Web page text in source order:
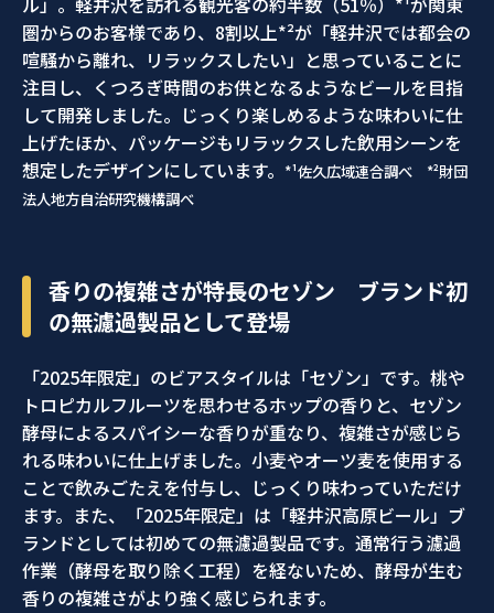
圏からのお客様であり、8割以上*²が「軽井沢では都会の
喧騒から離れ、リラックスしたい」と思っていることに
注目し、くつろぎ時間のお供となるようなビールを目指
して開発しました。じっくり楽しめるような味わいに仕
上げたほか、パッケージもリラックスした飲用シーンを
想定したデザインにしています。 *¹佐久広域連合調べ *²財団
法人地方自治研究機構調べ
香りの複雑さが特長のセゾン ブランド初
の無濾過製品として登場
「2025年限定」のビアスタイルは「セゾン」です。桃や
トロピカルフルーツを思わせるホップの香りと、セゾン
酵母によるスパイシーな香りが重なり、複雑さが感じら
れる味わいに仕上げました。小麦やオーツ麦を使用する
ことで飲みごたえを付与し、じっくり味わっていただけ
ます。また、「2025年限定」は「軽井沢高原ビール」ブ
ランドとしては初めての無濾過製品です。通常行う濾過
作業（酵母を取り除く工程）を経ないため、酵母が生む
香りの複雑さがより強く感じられます。